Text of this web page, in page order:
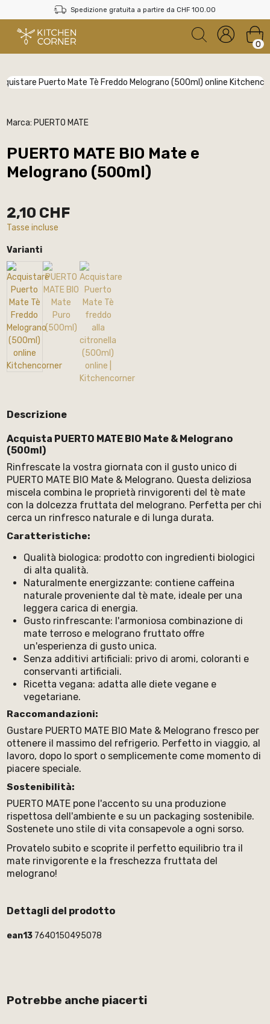
Spedizione gratuita a partire da CHF 100.00
0
Marca: PUERTO MATE
PUERTO MATE BIO Mate e
Melograno (500ml)
2,10 CHF
Tasse incluse
Varianti
Descrizione
Acquista PUERTO MATE BIO Mate & Melograno
(500ml)
Rinfrescate la vostra giornata con il gusto unico di
PUERTO MATE BIO Mate & Melograno. Questa deliziosa
miscela combina le proprietà rinvigorenti del tè mate
con la dolcezza fruttata del melograno. Perfetta per chi
cerca un rinfresco naturale e di lunga durata.
Caratteristiche:
Qualità biologica: prodotto con ingredienti biologici
di alta qualità.
Naturalmente energizzante: contiene caffeina
naturale proveniente dal tè mate, ideale per una
leggera carica di energia.
Gusto rinfrescante: l'armoniosa combinazione di
mate terroso e melograno fruttato offre
un'esperienza di gusto unica.
Senza additivi artificiali: privo di aromi, coloranti e
conservanti artificiali.
Ricetta vegana: adatta alle diete vegane e
vegetariane.
Raccomandazioni:
Gustare PUERTO MATE BIO Mate & Melograno fresco per
ottenere il massimo del refrigerio. Perfetto in viaggio, al
lavoro, dopo lo sport o semplicemente come momento di
piacere speciale.
Sostenibilità:
PUERTO MATE pone l'accento su una produzione
rispettosa dell'ambiente e su un packaging sostenibile.
Sostenete uno stile di vita consapevole a ogni sorso.
Provatelo subito e scoprite il perfetto equilibrio tra il
mate rinvigorente e la freschezza fruttata del
melograno!
Dettagli del prodotto
ean13 7640150495078
Potrebbe anche piacerti